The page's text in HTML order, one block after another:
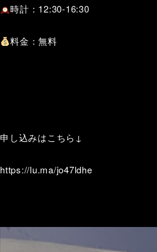
時計：12:30-16:30
料金：無料
申し込みはこちら↓
https://lu.ma/jo47ldhe